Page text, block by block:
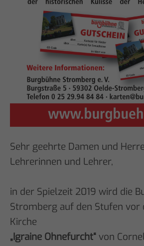
Sehr geehrte Damen und
Lehrerinnen und Lehrer,
in der Spielzeit 2019 wird die
Stromberg auf den Stufen vor
Kirche
„Igraine Ohnefurcht“ von